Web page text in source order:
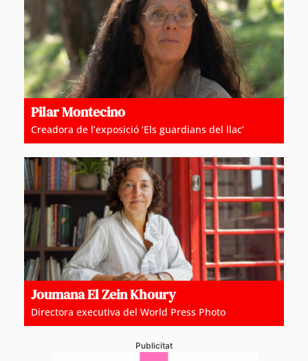
Pilar Montecino
Creadora de l’exposició ‘Els guardians del llac’
Joumana El Zein Khoury
Directora executiva del World Press Photo
Publicitat